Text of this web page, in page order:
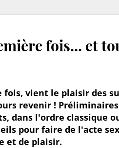
fois... et
fois, vient le plaisir des
revenir !
dans l'ordre classique
pour faire de l'acte
et de plaisir.